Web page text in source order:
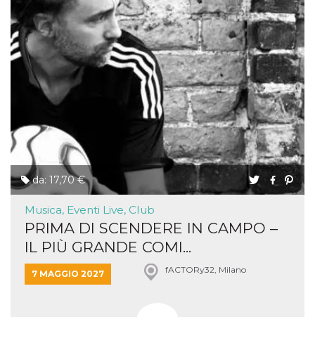
da: 17,70 €
Musica, Eventi Live, Club
PRIMA DI SCENDERE IN CAMPO –
IL PIÙ GRANDE COMI...
7 MAGGIO 2027 fACTORy32, Milano